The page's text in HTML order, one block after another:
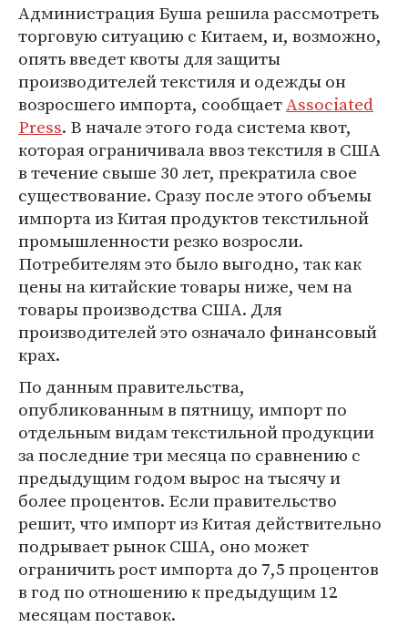
Администрация Буша решила рассмотреть
торговую ситуацию с Китаем, и, возможно,
опять введет квоты для защиты
производителей текстиля и одежды он
возросшего импорта, сообщаетAssociated
Press. В начале этого года система квот,
которая ограничивала ввоз текстиля в США
в течение свыше 30 лет, прекратила свое
существование. Сразу после этого объемы
импорта из Китая продуктов текстильной
промышленности резко возросли.
Потребителям это было выгодно, так как
цены на китайские товары ниже, чем на
товары производства США. Для
производителей это означало финансовый
крах.
По данным правительства,
опубликованным в пятницу, импорт по
отдельным видам текстильной продукции
за последние три месяца по сравнению с
предыдущим годом вырос на тысячу и
более процентов. Если правительство
решит, что импорт из Китая действительно
подрывает рынок США, оно может
ограничить рост импорта до 7,5 процентов
в год по отношению к предыдущим 12
месяцам поставок.